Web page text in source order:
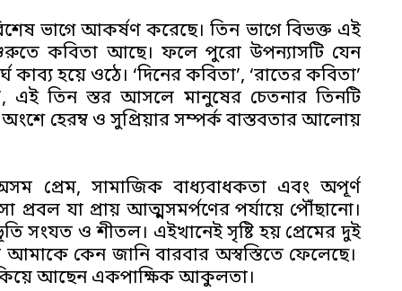
ভাগে আকর্ষণ করেছে। তিন ভাগে বিভক্ত এই
কবিতা আছে। ফলে পুরো উপন্যাসটি যেন
হয়ে ওঠে। ‘দিনের কবিতা’, ‘রাতের কবিতা’
এই তিন স্তর আসলে মানুষের চেতনার তিনটি
অংশে হেরম্ব ও সুপ্রিয়ার সম্পর্ক বাস্তবতার আলোয়
প্রেম, সামাজিক বাধ্যবাধকতা এবং অপূর্ণ
প্রবল যা প্রায় আত্মসমর্পণের পর্যায়ে পৌঁছানো।
সংযত ও শীতল। এইখানেই সৃষ্টি হয় প্রেমের দুই
আমাকে কেন জানি বারবার অস্বস্তিতে ফেলেছে।
আছেন একপাক্ষিক আকুলতা।